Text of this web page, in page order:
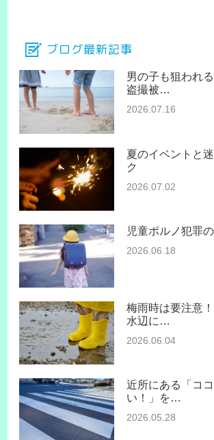
ブログ最新記事
男の子も狙われ
盗撮被…
2026.07.16
夏のイベントと
ク
2026.07.02
児童ポルノ犯罪
2026.06.18
梅雨時は要注意
水辺に…
2026.06.04
近所にある「コ
い！」を…
2026.05.28